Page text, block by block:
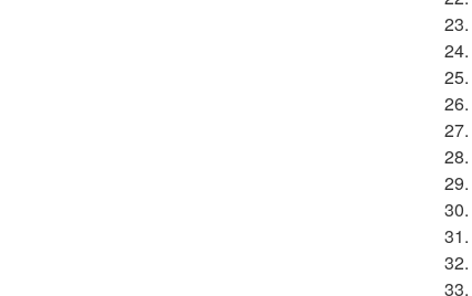
23.
24.
25.
26.
27.
28.
29.
30.
31.
32.
33.